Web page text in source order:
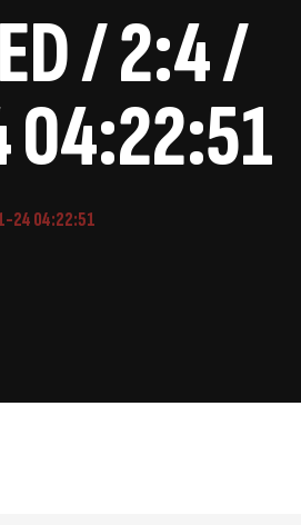
/ 2:4 /
04:22:51
24 04:22:51